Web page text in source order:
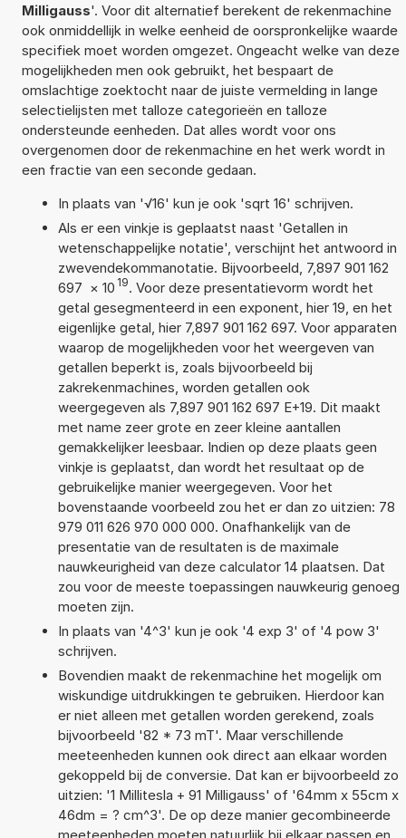
Milligauss'. Voor dit alternatief berekent de rekenmachine
ook onmiddellijk in welke eenheid de oorspronkelijke waarde
specifiek moet worden omgezet. Ongeacht welke van deze
mogelijkheden men ook gebruikt, het bespaart de
omslachtige zoektocht naar de juiste vermelding in lange
selectielijsten met talloze categorieën en talloze
ondersteunde eenheden. Dat alles wordt voor ons
overgenomen door de rekenmachine en het werk wordt in
een fractie van een seconde gedaan.
In plaats van '√16' kun je ook 'sqrt 16' schrijven.
Als er een vinkje is geplaatst naast 'Getallen in
wetenschappelijke notatie', verschijnt het antwoord in
zwevendekommanotatie. Bijvoorbeeld, 7,897 901 162
697 × 10 19. Voor deze presentatievorm wordt het
getal gesegmenteerd in een exponent, hier 19, en het
eigenlijke getal, hier 7,897 901 162 697. Voor apparaten
waarop de mogelijkheden voor het weergeven van
getallen beperkt is, zoals bijvoorbeeld bij
zakrekenmachines, worden getallen ook
weergegeven als 7,897 901 162 697 E+19. Dit maakt
met name zeer grote en zeer kleine aantallen
gemakkelijker leesbaar. Indien op deze plaats geen
vinkje is geplaatst, dan wordt het resultaat op de
gebruikelijke manier weergegeven. Voor het
bovenstaande voorbeeld zou het er dan zo uitzien: 78
979 011 626 970 000 000. Onafhankelijk van de
presentatie van de resultaten is de maximale
nauwkeurigheid van deze calculator 14 plaatsen. Dat
zou voor de meeste toepassingen nauwkeurig genoeg
moeten zijn.
In plaats van '4^3' kun je ook '4 exp 3' of '4 pow 3'
schrijven.
Bovendien maakt de rekenmachine het mogelijk om
wiskundige uitdrukkingen te gebruiken. Hierdoor kan
er niet alleen met getallen worden gerekend, zoals
bijvoorbeeld '82 * 73 mT'. Maar verschillende
meeteenheden kunnen ook direct aan elkaar worden
gekoppeld bij de conversie. Dat kan er bijvoorbeeld zo
uitzien: '1 Millitesla + 91 Milligauss' of '64mm x 55cm x
46dm = ? cm^3'. De op deze manier gecombineerde
meeteenheden moeten natuurlijk bij elkaar passen en